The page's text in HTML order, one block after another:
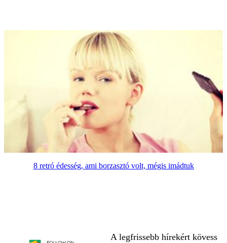
8 retró édesség, ami borzasztó volt, mégis imádtuk
A legfrissebb hírekért kövess